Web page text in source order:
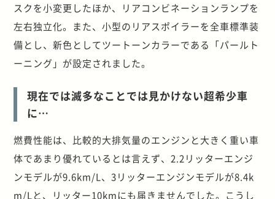
スクを小変更したほか、リアコンビネーションランプを
左右独立化。また、小型のリアスポイラーを全車標準装
備とし、新色としてツートーンカラーである「パールト
ーニング」が設定されました。
現在では滅多なことでは見かけない超希少車
に…
燃費性能は、比較的大排気量のエンジンと大きく重い車
体であまり優れているとは言えず、2.2リッターエンジ
ンモデルが9.6km/L、3リッターエンジンモデルが8.4k
m/Lと、リッター10kmにも届きませんでした。こうし